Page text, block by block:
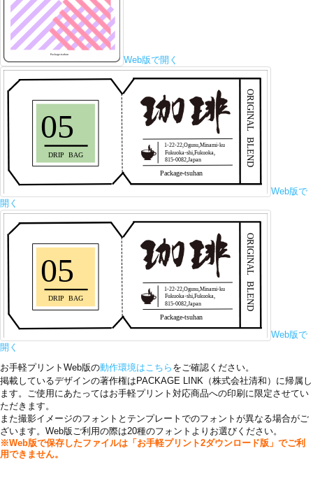
Web版で開く
Web版で
開く
Web版で
開く
お手軽プリントWeb版の動作環境はこちら をご確認ください。
掲載しているデザインの著作権はPACKAGE LINK（株式会社清和）に帰属し
ます。ご使用にあたってはお手軽プリント対応商品への印刷に限定させてい
ただきます。
また撮影イメージのフォントとテンプレートでのフォントが異なる場合がご
ざいます。Web版ご利用の際は20種のフォントよりお選びください。
※Web版で保存したファイルは「お手軽プリント2ダウンロード版」でご利
用できません。